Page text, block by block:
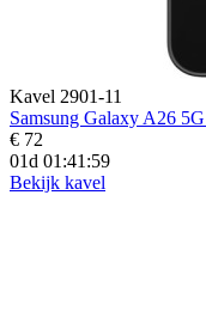
Kavel 2901-11
Samsung Galaxy A26
€ 72
01d 01:41:59
Bekijk kavel